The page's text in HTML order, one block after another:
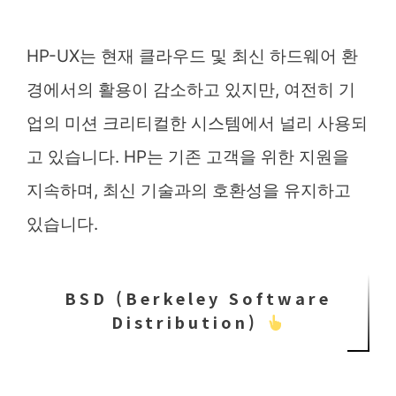
HP-UX는 현재 클라우드 및 최신 하드웨어 환
경에서의 활용이 감소하고 있지만, 여전히 기
업의 미션 크리티컬한 시스템에서 널리 사용되
고 있습니다. HP는 기존 고객을 위한 지원을
지속하며, 최신 기술과의 호환성을 유지하고
있습니다.
BSD (Berkeley Software
Distribution)